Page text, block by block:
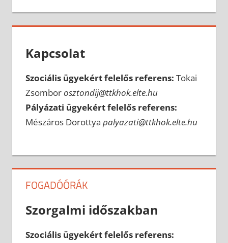
Kapcsolat
Szociális ügyekért felelős referens: Tokai
Zsomborosztondij@ttkhok.elte.hu
Pályázati ügyekért felelős referens:
Mészáros Dorottya palyazati@ttkhok.elte.hu
FOGADÓÓRÁK
Szorgalmi időszakban
Szociális ügyekért felelős referens: